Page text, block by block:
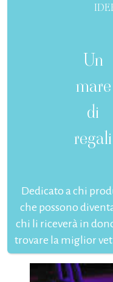
Un
mare
di
regali
Dedicato a chi
che possono
chi li riceverà in
trovare la miglior